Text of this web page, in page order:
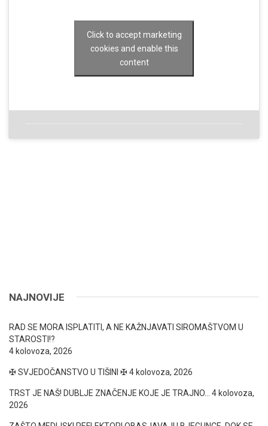
Click to accept marketing
cookies and enable this
content
NAJNOVIJE
RAD SE MORA ISPLATITI, A NE KAŽNJAVATI SIROMAŠTVOM U
STAROSTI!?
4 kolovoza, 2026
✠ SVJEDOČANSTVO U TIŠINI ✠ 4 kolovoza, 2026
TRST JE NAŠ! DUBLJE ZNAČENJE KOJE JE TRAJNO…
4 kolovoza,
2026